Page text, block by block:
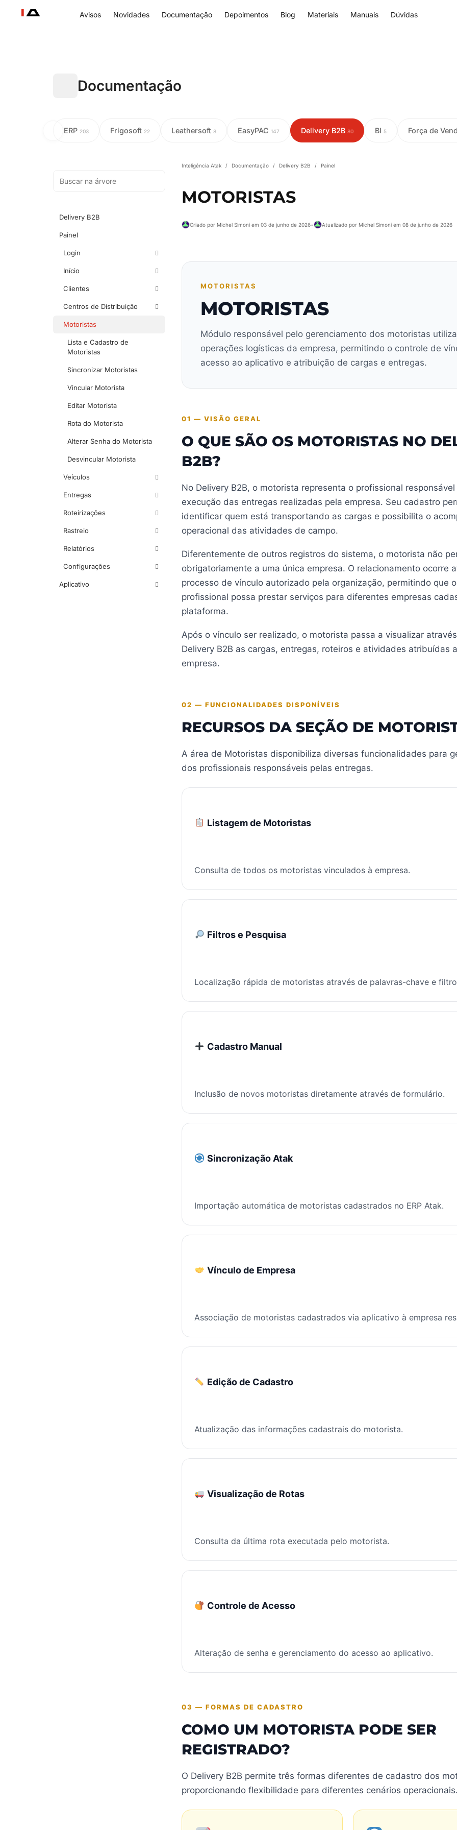
Avisos Novidades Documentação Depoimentos Blog Materiais Manuais Dúvidas
Documentação
ERP 203 Frigosoft 22 Leathersoft 8 EasyPAC 147 Delivery B2B 80 BI 5 Força de
Delivery B2B
Painel
Login
Início
Clientes
Centros de Distribuição
Motoristas
Lista e Cadastro de
Motoristas
Sincronizar Motoristas
Vincular Motorista
Editar Motorista
Rota do Motorista
Alterar Senha do Motorista
Desvincular Motorista
Veículos
Entregas
Roteirizações
Rastreio
Relatórios
Configurações
Aplicativo
Inteligência Atak / Documentação / Delivery B2B / Painel
MOTORISTAS
Criado por Michel Simoni em 03 de junho de 2026• Atualizado por Michel Simoni em 08 de junho de 2026
MOTORISTAS
MOTORISTAS
Módulo responsável pelo gerenciamento dos motoristas
operações logísticas da empresa, permitindo o controle de
acesso ao aplicativo e atribuição de cargas e entregas.
01 — VISÃO GERAL
O QUE SÃO OS MOTORISTAS NO
B2B?
No Delivery B2B, o motorista representa o profissional responsável
execução das entregas realizadas pela empresa. Seu cadastro
identificar quem está transportando as cargas e possibilita o
operacional das atividades de campo.
Diferentemente de outros registros do sistema, o motorista não
obrigatoriamente a uma única empresa. O relacionamento ocorre
processo de vínculo autorizado pela organização, permitindo que
profissional possa prestar serviços para diferentes empresas
plataforma.
Após o vínculo ser realizado, o motorista passa a visualizar
Delivery B2B as cargas, entregas, roteiros e atividades atribuídas
empresa.
02 — FUNCIONALIDADES DISPONÍVEIS
RECURSOS DA SEÇÃO DE
A área de Motoristas disponibiliza diversas funcionalidades para
dos profissionais responsáveis pelas entregas.
Listagem de Motoristas
Consulta de todos os motoristas vinculados à empresa.
Filtros e Pesquisa
Localização rápida de motoristas através de palavras-chave e
Cadastro Manual
Inclusão de novos motoristas diretamente através de formulário.
Sincronização Atak
Importação automática de motoristas cadastrados no ERP Atak.
Vínculo de Empresa
Associação de motoristas cadastrados via aplicativo à empresa
Edição de Cadastro
Atualização das informações cadastrais do motorista.
Visualização de Rotas
Consulta da última rota executada pelo motorista.
Controle de Acesso
Alteração de senha e gerenciamento do acesso ao aplicativo.
03 — FORMAS DE CADASTRO
COMO UM MOTORISTA PODE SER
REGISTRADO?
O Delivery B2B permite três formas diferentes de cadastro dos
proporcionando flexibilidade para diferentes cenários